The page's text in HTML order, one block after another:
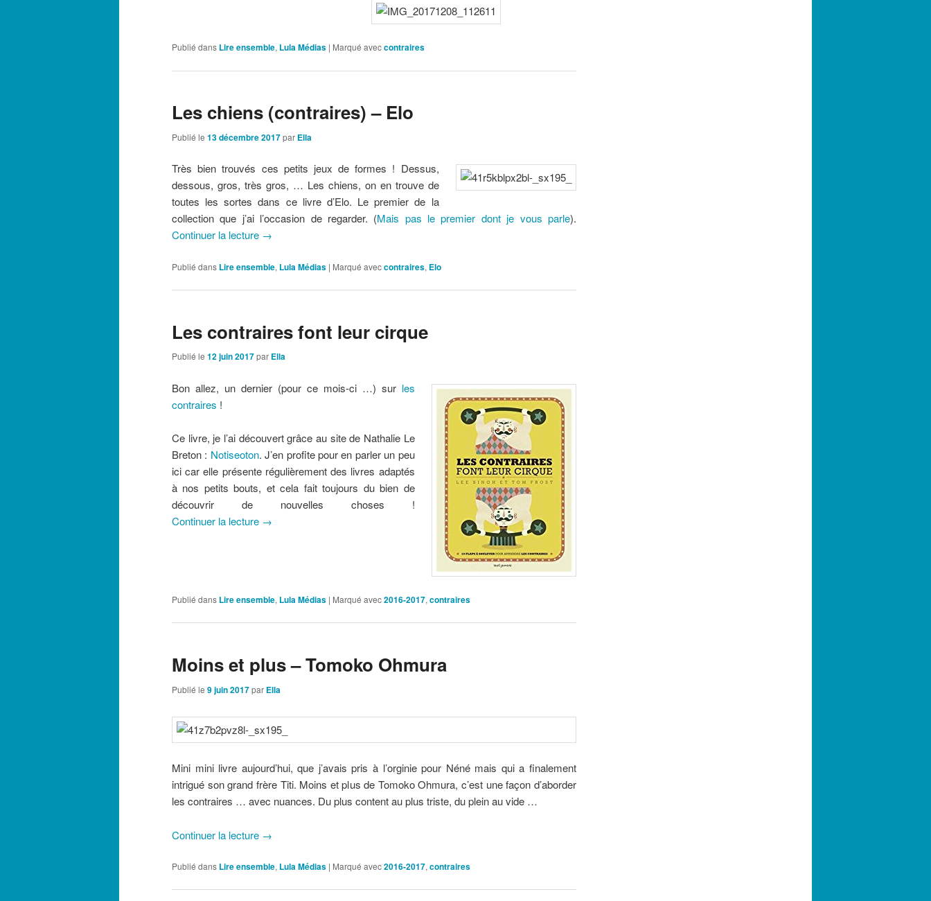
Publié dans Lire ensemble, Lula Médias | Marqué aveccontraires
Les chiens (contraires) – Elo
Publié le 13 décembre 2017par Ella
Très bien trouvés ces petits jeux de formes ! Dessus,
dessous, gros, très gros, … Les chiens, on en trouve de
toutes les sortes dans ce livre d’Elo. Le premier de la
collection que j’ai l’occasion de regarder. (Mais pas le premier dont je vous parle).
Continuer la lecture →
Publié dans Lire ensemble, Lula Médias | Marqué aveccontraires, Elo
Les contraires font leur cirque
Publié le 12 juin 2017par Ella
Bon allez, un dernier (pour ce mois-ci …) sur les
contraires !
Ce livre, je l’ai découvert grâce au site de Nathalie Le
Breton : Notiseoton. J’en profite pour en parler un peu
ici car elle présente régulièrement des livres adaptés
à nos petits bouts, et cela fait toujours du bien de
découvrir de nouvelles choses !
Continuer la lecture →
Publié dans Lire ensemble, Lula Médias | Marqué avec2016-2017, contraires
Moins et plus – Tomoko Ohmura
Publié le 9 juin 2017par Ella
Mini mini livre aujourd’hui, que j’avais pris à l’orginie pour Néné mais qui a finalement
intrigué son grand frère Titi. Moins et plus de Tomoko Ohmura, c’est une façon d’aborder
les contraires … avec nuances. Du plus content au plus triste, du plein au vide …
Continuer la lecture →
Publié dans Lire ensemble, Lula Médias | Marqué avec2016-2017, contraires